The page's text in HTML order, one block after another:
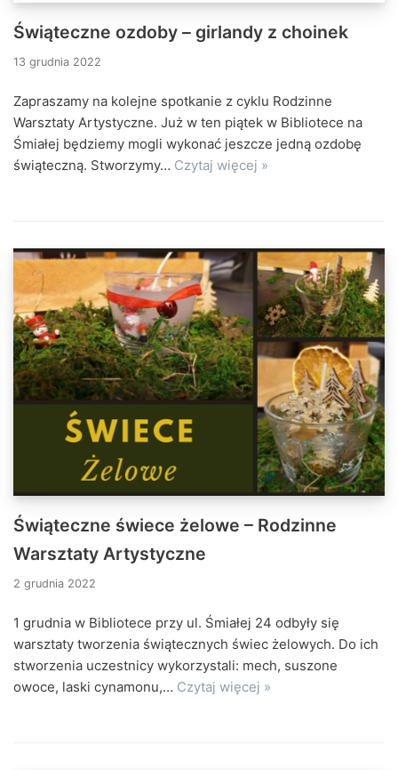
Świąteczne ozdoby – girlandy z choinek
13 grudnia 2022
Zapraszamy na kolejne spotkanie z cyklu Rodzinne
Warsztaty Artystyczne. Już w ten piątek w Bibliotece na
Śmiałej będziemy mogli wykonać jeszcze jedną ozdobę
świąteczną. Stworzymy… Czytaj więcej »
Świąteczne świece żelowe – Rodzinne
Warsztaty Artystyczne
2 grudnia 2022
1 grudnia w Bibliotece przy ul. Śmiałej 24 odbyły się
warsztaty tworzenia świątecznych świec żelowych. Do ich
stworzenia uczestnicy wykorzystali: mech, suszone
owoce, laski cynamonu,… Czytaj więcej »